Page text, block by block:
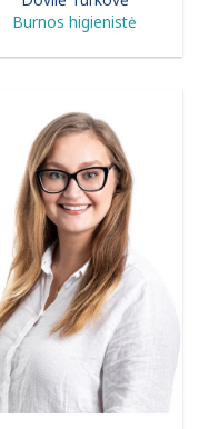
Burnos higienistė